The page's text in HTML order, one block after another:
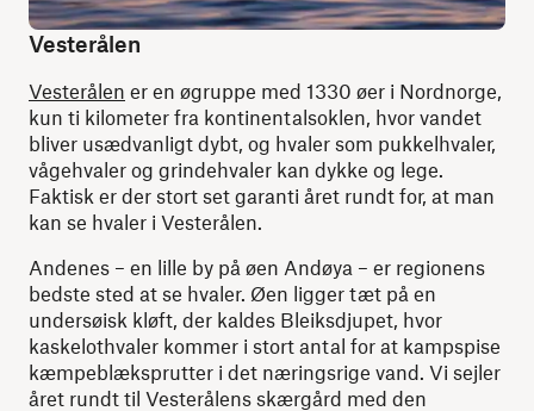
Vesterålen
Vesterålen er en øgruppe med 1330 øer i Nordnorge,
kun ti kilometer fra kontinentalsoklen, hvor vandet
bliver usædvanligt dybt, og hvaler som pukkelhvaler,
vågehvaler og grindehvaler kan dykke og lege.
Faktisk er der stort set garanti året rundt for, at man
kan se hvaler i Vesterålen.
Andenes – en lille by på øen Andøya – er regionens
bedste sted at se hvaler. Øen ligger tæt på en
undersøisk kløft, der kaldes Bleiksdjupet, hvor
kaskelothvaler kommer i stort antal for at kampspise
kæmpeblæksprutter i det næringsrige vand. Vi sejler
året rundt til Vesterålens skærgård med den